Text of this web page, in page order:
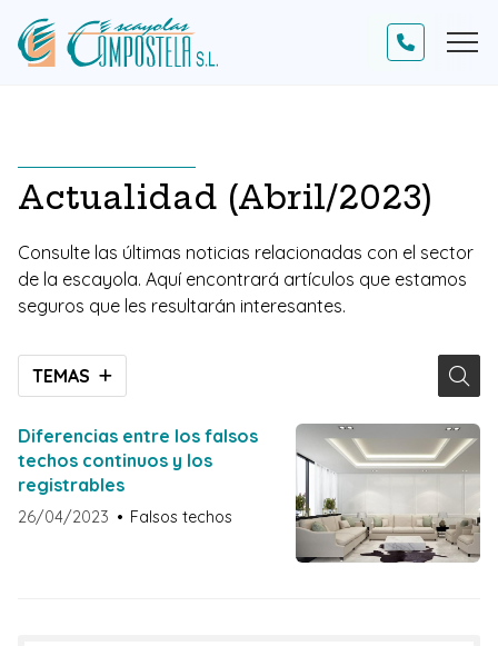
Actualidad (Abril/2023)
Consulte las últimas noticias relacionadas con el sector
de la escayola. Aquí encontrará artículos que estamos
seguros que les resultarán interesantes.
TEMAS
Diferencias entre los falsos
techos continuos y los
registrables
26/04/2023 Falsos techos